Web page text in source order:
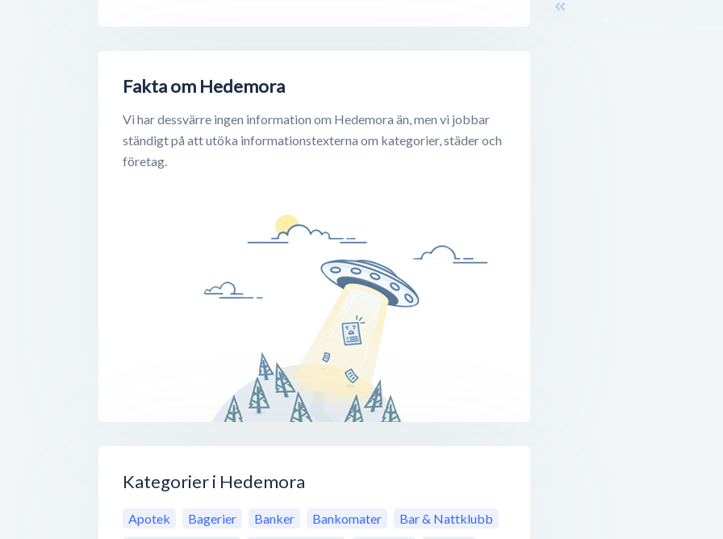
Fakta om Hedemora
Vi har dessvärre ingen information om Hedemora än, men vi jobbar
ständigt på att utöka informationstexterna om kategorier, städer och
företag.
Kategorier i Hedemora
Apotek Bagerier Banker Bankomater
Bar & Nattklubb